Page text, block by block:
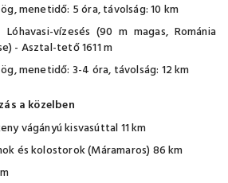
menetidő: 5 óra, távolság: 10 km
vízesés (90 m magas, Románia
- Asztal-tető 1611 m
menetidő: 3-4 óra, távolság: 12 km
a közelben
vágányú kisvasúttal 11 km
és kolostorok (Máramaros) 86 km